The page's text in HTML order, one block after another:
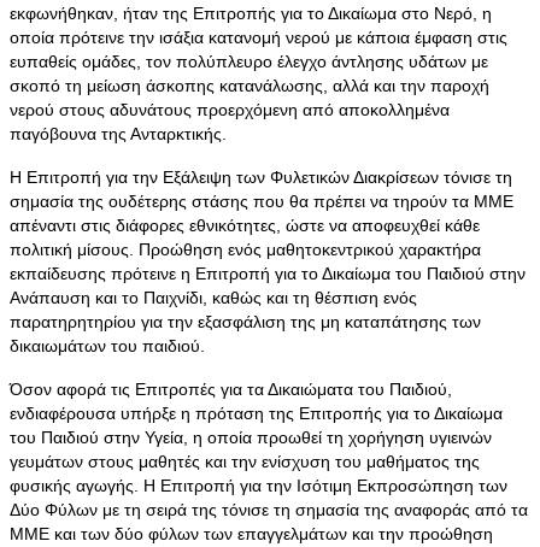
εκφωνήθηκαν, ήταν της Επιτροπής για το Δικαίωμα στο Νερό, η
οποία πρότεινε την ισάξια κατανομή νερού με κάποια έμφαση στις
ευπαθείς ομάδες, τον πολύπλευρο έλεγχο άντλησης υδάτων με
σκοπό τη μείωση άσκοπης κατανάλωσης, αλλά και την παροχή
νερού στους αδυνάτους προερχόμενη από αποκολλημένα
παγόβουνα της Ανταρκτικής.
Η Επιτροπή για την Εξάλειψη των Φυλετικών Διακρίσεων τόνισε τη
σημασία της ουδέτερης στάσης που θα πρέπει να τηρούν τα ΜΜΕ
απέναντι στις διάφορες εθνικότητες, ώστε να αποφευχθεί κάθε
πολιτική μίσους. Προώθηση ενός μαθητοκεντρικού χαρακτήρα
εκπαίδευσης πρότεινε η Επιτροπή για το Δικαίωμα του Παιδιού στην
Ανάπαυση και το Παιχνίδι, καθώς και τη θέσπιση ενός
παρατηρητηρίου για την εξασφάλιση της μη καταπάτησης των
δικαιωμάτων του παιδιού.
Όσον αφορά τις Επιτροπές για τα Δικαιώματα του Παιδιού,
ενδιαφέρουσα υπήρξε η πρόταση της Επιτροπής για το Δικαίωμα
του Παιδιού στην Υγεία, η οποία προωθεί τη χορήγηση υγιεινών
γευμάτων στους μαθητές και την ενίσχυση του μαθήματος της
φυσικής αγωγής. Η Επιτροπή για την Ισότιμη Εκπροσώπηση των
Δύο Φύλων με τη σειρά της τόνισε τη σημασία της αναφοράς από τα
ΜΜΕ και των δύο φύλων των επαγγελμάτων και την προώθηση